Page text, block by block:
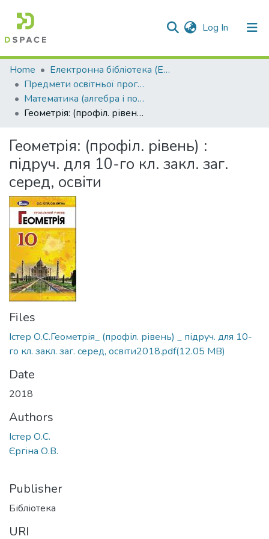
Log In (current)
Communities & Collections
All of DSpace
Statistics
Home
Електронна бібліотека (E-Book)
Предмети освітньої програми профільної середньої освіти
Математика (алгебра і початки аналізу та геометрія)
Геометрія: (профіл. рівень) : підруч. для 10-го кл. закл. заг. серед, освіти
Геометрія: (профіл. рівень) :
підруч. для 10-го кл. закл. заг.
серед, освіти
Files
Істер О.С.Геометрія_ (профіл. рівень) _ підруч. для 10-
го кл. закл. заг. серед, освіти2018.pdf(12.05 MB)
Date
2018
Authors
Істер О.С.
Єргіна О.В.
Publisher
Бібліотека
URI